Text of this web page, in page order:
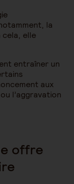
la
cela, elle
entraîner un
aux
l’aggravation
offre